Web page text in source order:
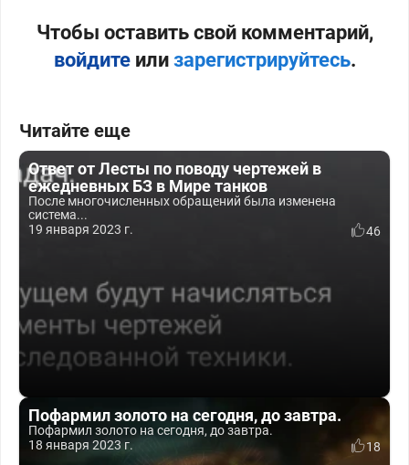
Чтобы оставить свой комментарий,
войдитеили зарегистрируйтесь.
Читайте еще
Ответ от Лесты по поводу чертежей в
ежедневных БЗ в Мире танков
После многочисленных обращений была изменена
система...
19 января 2023 г.
46
Пофармил золото на сегодня, до завтра.
Пофармил золото на сегодня, до завтра.
18 января 2023 г.
18